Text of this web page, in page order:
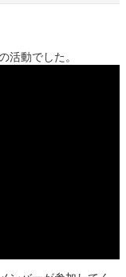
活動でした。